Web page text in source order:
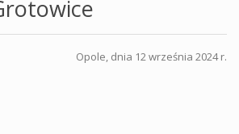
Opole, dnia 12 września 2024 r.